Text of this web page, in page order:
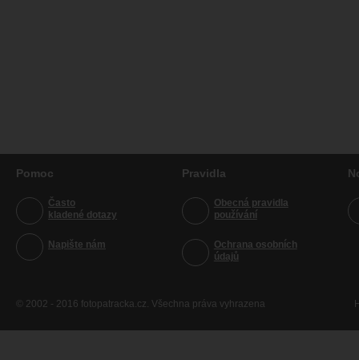
Pomoc
Často
kladené dotazy
Napište nám
Pravidla
Obecná pravidla
používání
Ochrana osobních
údajů
© 2002 - 2016 fotopatracka.cz. Všechna práva vyhrazena